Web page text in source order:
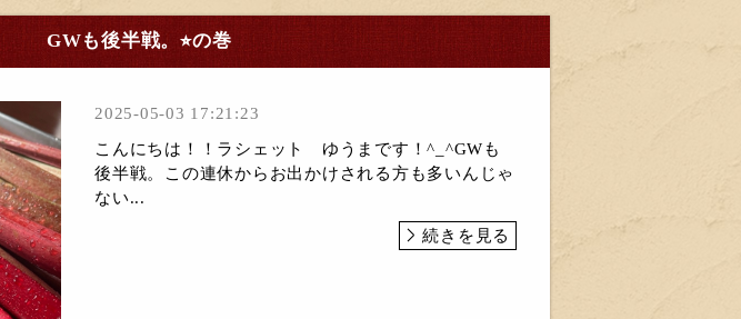
GWも後半戦。⭐︎の巻
2025-05-03 17:21:23
こんにちは！！ラシェット ゆうまです！^_^GWも
後半戦。この連休からお出かけされる方も多いんじゃ
ない...
続きを見る